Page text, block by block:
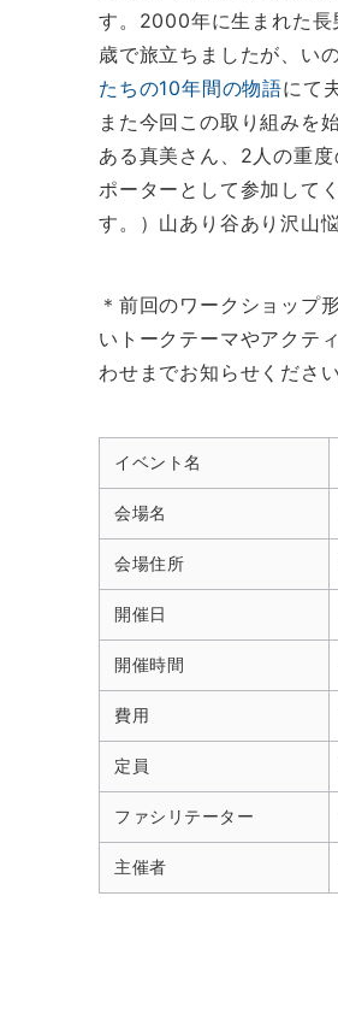
す。2000年に生まれた長
歳で旅立ちましたが、い
たちの10年間の物語にて
また今回この取り組みを
ある真美さん、2人の重
ポーターとして参加して
す。）山あり谷あり沢山
＊前回のワークショップ
いトークテーマやアクテ
わせまでお知らせください
イベント名
会場名
会場住所
開催日
開催時間
費用
定員
ファシリテーター
主催者